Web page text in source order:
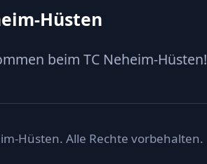
Hüsten
beim TC Neheim-Hüsten!
Hüsten. Alle Rechte vorbehalten.